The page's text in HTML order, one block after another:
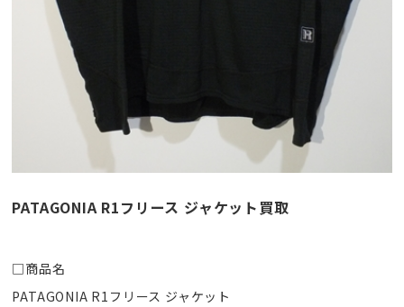
PATAGONIA R1フリース ジャケット買取
□商品名
PATAGONIA R1フリース ジャケット